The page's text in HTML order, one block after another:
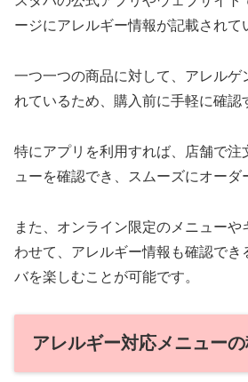
ージにアレルギー情報が記載されて
一つ一つの商品に対して、アレルゲ
れているため、購入前に手軽に確認
特にアプリを利用すれば、店舗で注
ューを確認でき、スムーズにオーダ
また、オンライン限定のメニューや
わせて、アレルギー情報も確認でき
バを楽しむことが可能です。
アレルギー対応メニュー